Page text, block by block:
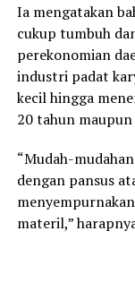
Ia mengatakan
cukup tumbuh
perekonomian
industri padat
kecil hingga
20 tahun
“Mudah-
dengan pansus
materil,”